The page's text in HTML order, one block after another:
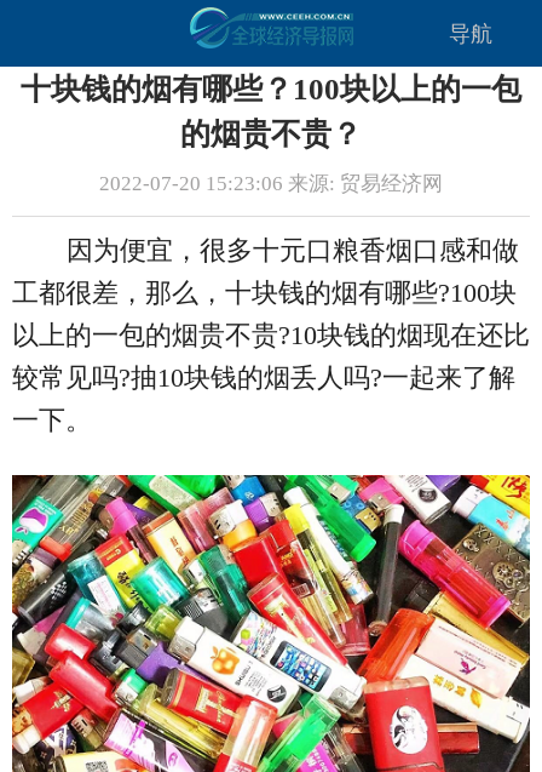
导航
十块钱的烟有哪些？100块以上的一包
的烟贵不贵？
2022-07-20 15:23:06 来源: 贸易经济网
因为便宜，很多十元口粮香烟口感和做
工都很差，那么，十块钱的烟有哪些?100块
以上的一包的烟贵不贵?10块钱的烟现在还比
较常见吗?抽10块钱的烟丢人吗?一起来了解
一下。